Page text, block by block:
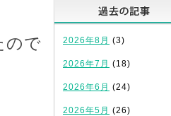
ので
2026年8月 (3)
2026年7月 (18)
2026年6月 (24)
2026年5月 (26)